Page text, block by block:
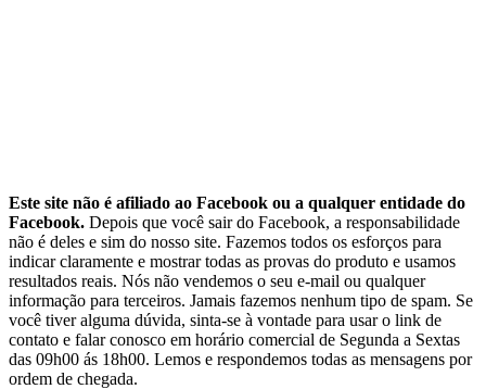
Este site não é afiliado ao Facebook ou a qualquer entidade do
Facebook. Depois que você sair do Facebook, a responsabilidade
não é deles e sim do nosso site. Fazemos todos os esforços para
indicar claramente e mostrar todas as provas do produto e usamos
resultados reais. Nós não vendemos o seu e-mail ou qualquer
informação para terceiros. Jamais fazemos nenhum tipo de spam. Se
você tiver alguma dúvida, sinta-se à vontade para usar o link de
contato e falar conosco em horário comercial de Segunda a Sextas
das 09h00 ás 18h00. Lemos e respondemos todas as mensagens por
ordem de chegada.